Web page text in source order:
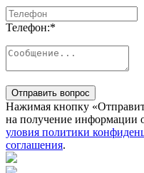
Телефон:*
Отправить вопрос
Нажимая кнопку
на получение информации
уловия политики
соглашения.